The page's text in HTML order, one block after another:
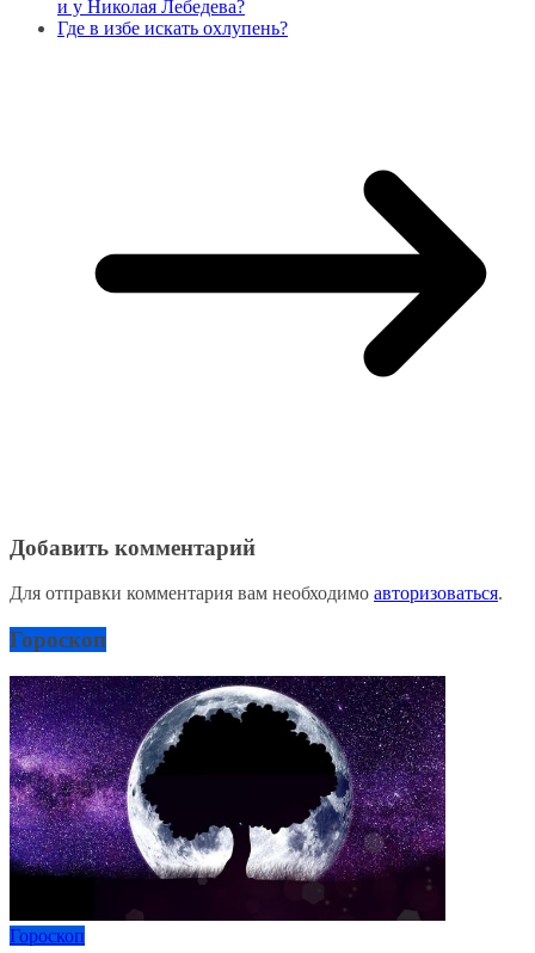
и у Николая Лебедева?
Где в избе искать охлупень?
Добавить комментарий
Для отправки комментария вам необходимо авторизоваться.
Гороскоп
Гороскоп